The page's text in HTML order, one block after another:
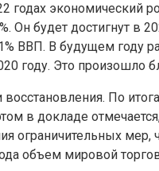
экономический
будет достигнут в
ВВП. В будущем году
году. Это произошло
По
в докладе
ограничительных
объем мировой